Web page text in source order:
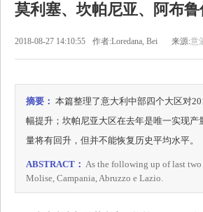
莫利塞、坎帕尼亚、阿布
2018-08-27 14:10:55 作者:Loredana, Bei 来源:意
摘要： 本篇整理了意大利中部四个大区对
幅提升；坎帕尼亚大区在去年是唯一实现
量将有回升，但并不能恢复历史平均水平。
ABSTRACT： As the following up of last
Molise, Campania, Abruzzo e Lazio.